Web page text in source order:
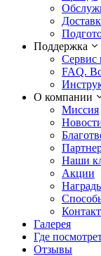
Поддержка
Сервис
FAQ.
О компании
Миссия
Наши
Акции
Галерея
Где
Отзывы